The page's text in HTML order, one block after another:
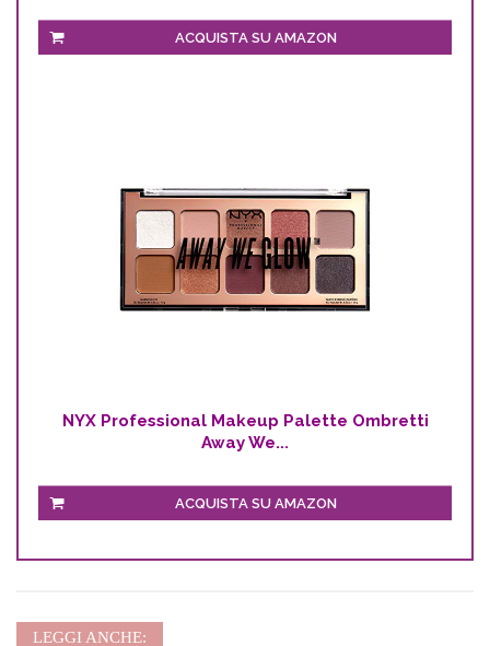
ACQUISTA SU AMAZON
NYX Professional Makeup Palette Ombretti
Away We...
ACQUISTA SU AMAZON
LEGGI ANCHE: